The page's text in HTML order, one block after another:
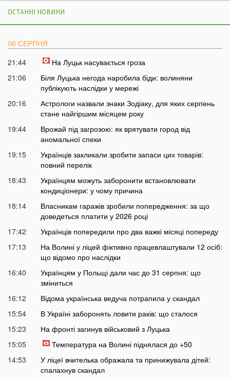
ОСТАННІ НОВИНИ
06 СЕРПНЯ
21:44
На Луцьк насувається гроза
21:06
Біля Луцька негода наробила біди: волиняни
публікують наслідки у мережі
20:16
Астрологи назвали знаки Зодіаку, для яких серпень
стане найгіршим місяцем року
19:44
Врожай під загрозою: як врятувати город від
аномальної спеки
19:15
Українців закликали зробити запаси цих товарів:
повний перелік
18:43
Українцям можуть заборонити встановлювати
кондиціонери: у чому причина
18:14
Власникам гаражів зробили попередження: за що
доведеться платити у 2026 році
17:42
Українців попередили про два важкі місяці попереду
17:13
На Волині у ліцей фіктивно працевлаштували 12 осіб:
що відомо про наслідки
16:40
Українцям у Польщі дали час до 31 серпня: що
зміниться
16:12
Відома українська ведуча потрапила у скандал
15:54
В Україні заборонять ловити раків: що сталося
15:23
На фронті загинув військовий з Луцька
15:05
Температура на Волині піднялася до +50
14:53
У ліцеї вчителька ображала та принижувала дітей:
спалахнув скандал